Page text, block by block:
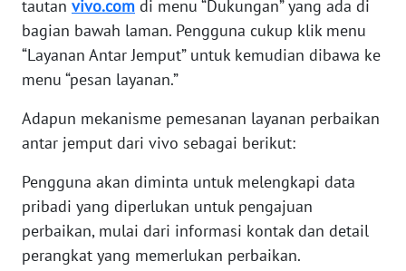
tautan vivo.com di menu “Dukungan” yang ada di
bagian bawah laman. Pengguna cukup klik menu
“Layanan Antar Jemput” untuk kemudian dibawa ke
menu “pesan layanan.”
Adapun mekanisme pemesanan layanan perbaikan
antar jemput dari vivo sebagai berikut:
Pengguna akan diminta untuk melengkapi data
pribadi yang diperlukan untuk pengajuan
perbaikan, mulai dari informasi kontak dan detail
perangkat yang memerlukan perbaikan.
WN
LAMPUNG
JATENG
NUSANTARA
WN
JOGJA